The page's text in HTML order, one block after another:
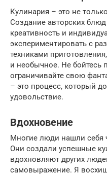
Кулинария – это не
Создание авторских
креативность и
экспериментировать с
техниками
и необычное. Не бойтесь
ограничивайте свою
– это процесс, который
удовольствие.
Вдохновение
Многие люди нашли себя
Они создали успешные
вдохновляют других
самовыражение. Я